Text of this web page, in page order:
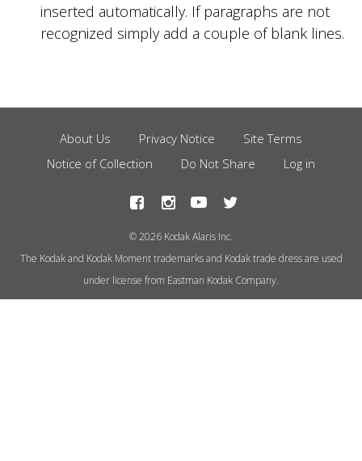
inserted automatically. If paragraphs are not
recognized simply add a couple of blank lines.
Footer
Menu
About Us Privacy Notice
Site Terms
Notice of Collection
Do Not Share Log in
© 2026 Kodak Alaris Inc.
The Kodak and Kodak Moment trademarks and Kodak trade dress are used
under license from Eastman Kodak Company.